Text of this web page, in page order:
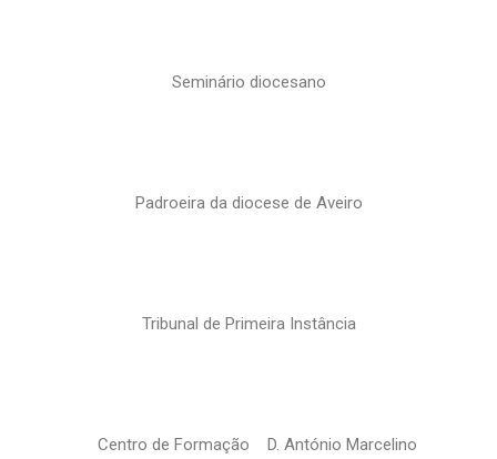
Seminário diocesano
Padroeira da diocese de Aveiro
Tribunal de Primeira Instância
Centro de Formação D. António Marcelino